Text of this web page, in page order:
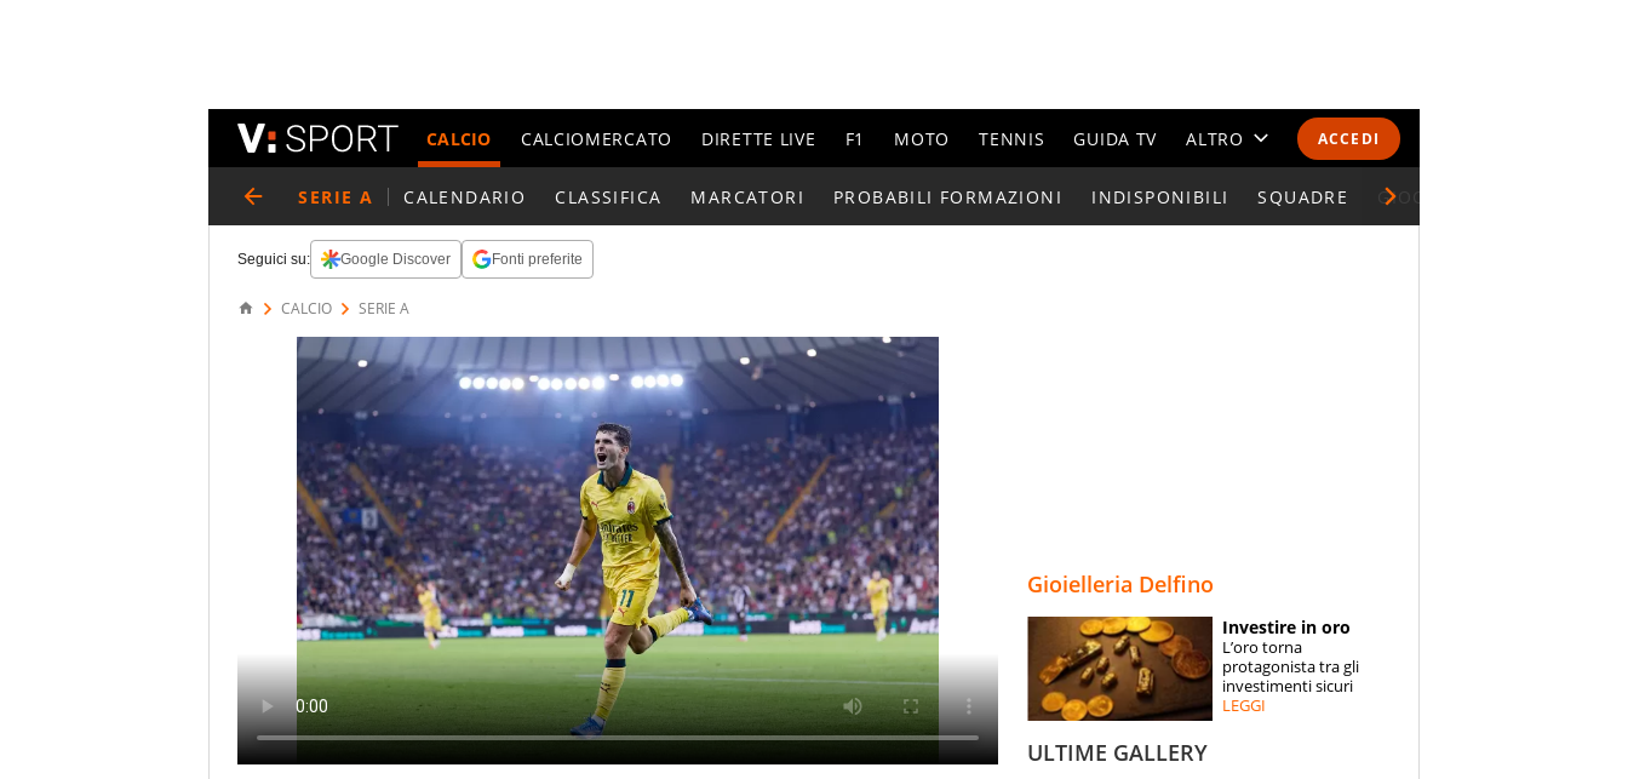
ACCEDI
CALCIO CALCIOMERCATO DIRETTE LIVE F1 MOTO TENNIS GUIDA TV ALTRO
CALENDARI E CLASSIFICHE
ESPERTI
CONTATTI
SERIE A CALENDARIO CLASSIFICA MARCATORI PROBABILI FORMAZIONI INDISPONIBILI SQUADRE GIOCATORI SERIE A
Seguici su: Google Discover Fonti preferite
CALCIO SERIE A
Gioielleria Delfino
Investire in oro
L’oro torna
protagonista tra gli
investimenti sicuri
LEGGI
ULTIME GALLERY